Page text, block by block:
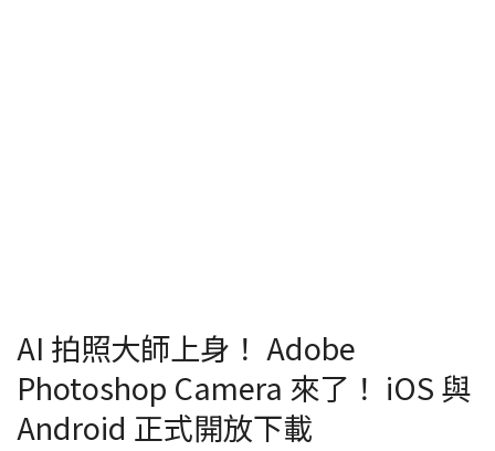
AI 拍照大師上身！ Adobe
Photoshop Camera 來了！ iOS 與
Android 正式開放下載